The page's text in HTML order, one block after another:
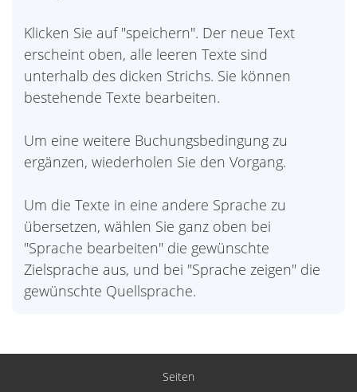
Klicken Sie auf "speichern". Der neue Text
erscheint oben, alle leeren Texte sind
unterhalb des dicken Strichs. Sie können
bestehende Texte bearbeiten.
Um eine weitere Buchungsbedingung zu
ergänzen, wiederholen Sie den Vorgang.
Um die Texte in eine andere Sprache zu
übersetzen, wählen Sie ganz oben bei
"Sprache bearbeiten" die gewünschte
Zielsprache aus, und bei "Sprache zeigen" die
gewünschte Quellsprache.
Seiten